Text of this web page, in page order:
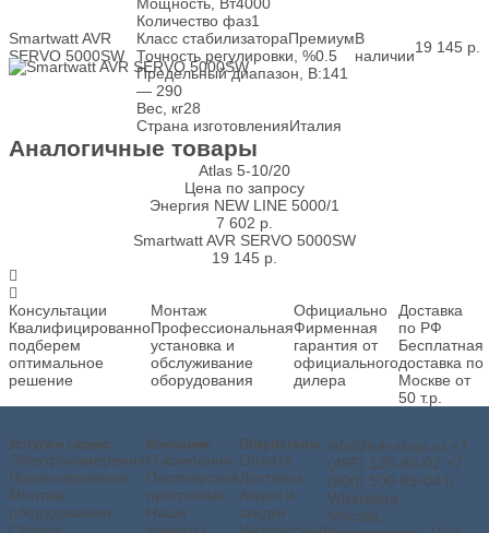
Smartwatt AVR
SERVO 5000SW
Мощность, Вт4000
Количество фаз1
Класс стабилизатораПремиум
Точность регулировки, %0.5
Предельный диапазон, В:141
— 290
Вес, кг28
Страна изготовленияИталия
В
наличии19 145 р.
Аналогичные товары
Atlas 5-10/20
Цена по запросу
Энергия NEW LINE 5000/1
7 602 р.
Smartwatt AVR SERVO 5000SW
19 145 р.
Консультации
Квалифицированно
подберем
оптимальное
решение
Монтаж
Профессиональная
установка и
обслуживание
оборудования
Официально
Фирменная
гарантия от
официального
дилера
Доставка
по РФ
Бесплатная
доставка по
Москве от
50 т.р.
Услуги и сервис
Электроизмерения
Проектирование
Монтаж
оборудования
Компания
О компании
Партнерская
программа
Наши
Покупателю
Оплата
Доставка
Акции и
скидки
info@tok-shop.ru +7
(495) 120-80-02 +7
(800) 500-89-04
WhatsApp
Москва,